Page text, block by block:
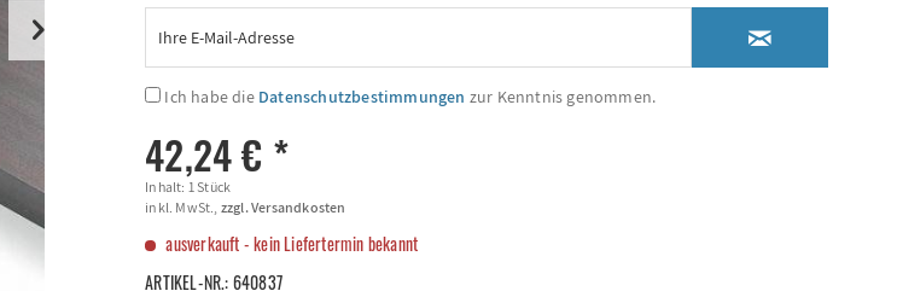
Ich habe die Datenschutzbestimmungen zur Kenntnis genommen.
42,24 € *
Inhalt: 1 Stück
inkl. MwSt., zzgl. Versandkosten
ausverkauft - kein Liefertermin bekannt
ARTIKEL-NR.:640837